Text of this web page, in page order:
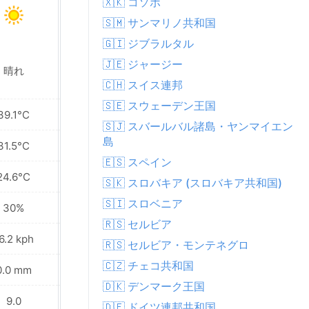
晴れ
30%
kph
mm
9.0
晴れ
38.9°C
31.6°C
24.7°C
34%
18.4 kph
0.0 mm
9.0
🇸🇲 サンマリノ共和国
🇬🇮 ジブラルタル
🇯🇪 ジャージー
🇨🇭 スイス連邦
🇸🇪 スウェーデン王国
🇸🇯 スバールバル諸島・ヤンマイエン
島
🇪🇸 スペイン
🇸🇰 スロバキア (スロバキア共和国)
🇸🇮 スロベニア
🇷🇸 セルビア
🇷🇸 セルビア・モンテネグロ
🇨🇿 チェコ共和国
🇩🇰 デンマーク王国